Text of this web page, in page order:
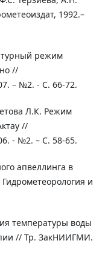
1992.–
режим
//
– №2. - С. 66-72.
Л.К. Режим
//
- №2. – С. 58-65.
апвеллинга в
и
температуры воды
// Тр. ЗакНИИГМИ.